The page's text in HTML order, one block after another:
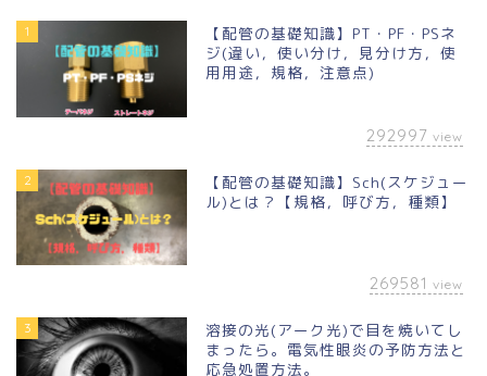
1
【配管の基礎知識】PT・PF・PSネ
ジ(違い，使い分け，見分け方，使
用用途，規格，注意点)
292997 view
2
【配管の基礎知識】Sch(スケジュー
ル)とは？【規格，呼び方，種類】
269581 view
3
溶接の光(アーク光)で目を焼いてし
まったら。電気性眼炎の予防方法と
応急処置方法。